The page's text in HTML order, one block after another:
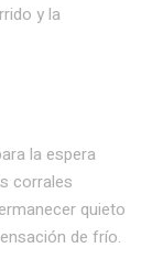
y la
la espera
corrales
quieto
de frío.